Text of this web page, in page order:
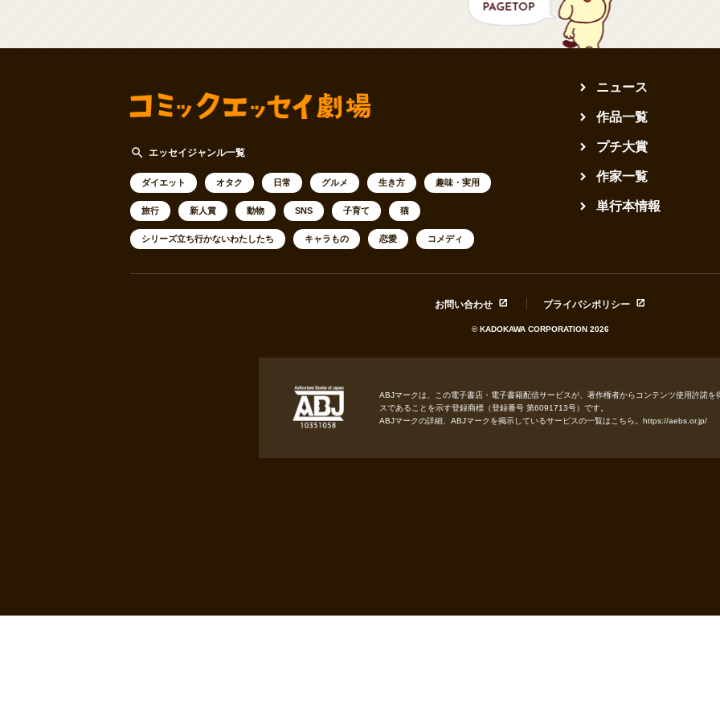
search エッセイジャンル一覧
ダイエット オタク 日常 グルメ 生き方 趣味・実用
旅行 新人賞 動物 SNS 子育て 猫
シリーズ立ち行かないわたしたち キャラもの 恋愛 コメディ
ニュース
作品一覧
プチ大賞
作家一覧
単行本情報
お問い合わせ プライバシポリシー
© KADOKAWA CORPORATION 2026
ABJマークは、この電子書店・電子書籍配信サービスが、著作権者からコンテンツ使用許諾を
スであることを示す登録商標（登録番号 第6091713号）です。
ABJマークの詳細、ABJマークを掲示しているサービスの一覧はこちら。 https://aebs.or.jp/